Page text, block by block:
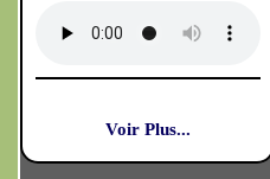
Voir Plus...